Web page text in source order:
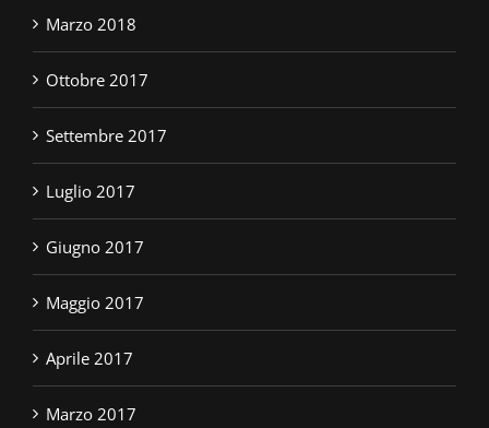
Marzo 2018
Ottobre 2017
Settembre 2017
Luglio 2017
Giugno 2017
Maggio 2017
Aprile 2017
Marzo 2017